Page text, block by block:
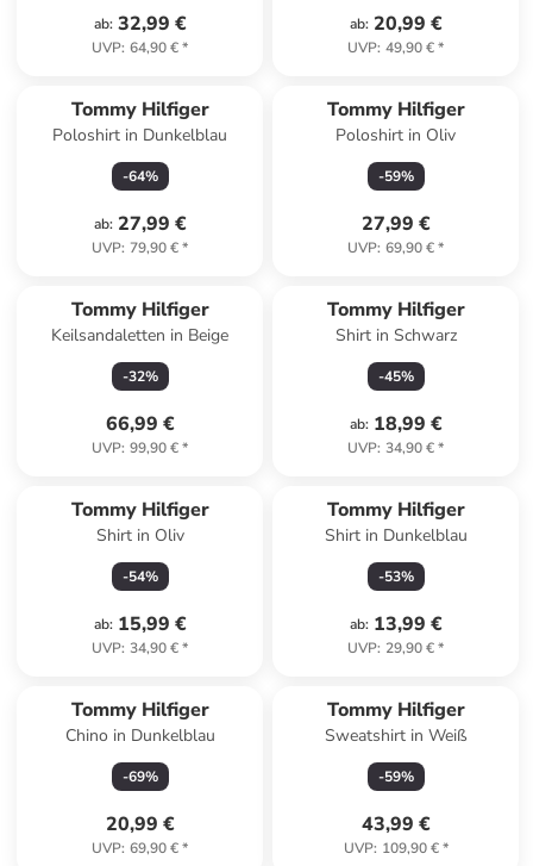
ab: 32,99 €
UVP: 64,90 €*
ab: 20,99 €
UVP: 49,90 €*
Tommy Hilfiger
Poloshirt in Dunkelblau
-64%
ab: 27,99 €
UVP: 79,90 €*
Tommy Hilfiger
Poloshirt in Oliv
-59%
27,99 €
UVP: 69,90 €*
Tommy Hilfiger
Keilsandaletten in Beige
-32%
66,99 €
UVP: 99,90 €*
Tommy Hilfiger
Shirt in Schwarz
-45%
ab: 18,99 €
UVP: 34,90 €*
Tommy Hilfiger
Shirt in Oliv
-54%
ab: 15,99 €
UVP: 34,90 €*
Tommy Hilfiger
Shirt in Dunkelblau
-53%
ab: 13,99 €
UVP: 29,90 €*
Tommy Hilfiger
Chino in Dunkelblau
-69%
20,99 €
UVP: 69,90 €*
Tommy Hilfiger
Sweatshirt in Weiß
-59%
43,99 €
UVP: 109,90 €*